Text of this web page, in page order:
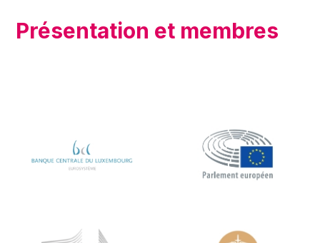
Présentation et membres